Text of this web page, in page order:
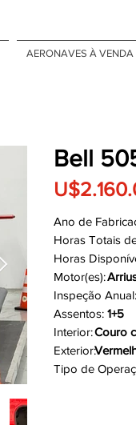
AERONAVES À VENDA
Bell
Ano de
Horas Totais
Horas
Motor(es):
Inspeção Anual:
Assentos: 1+5
Interior:Couro
Exterior:
Tipo de